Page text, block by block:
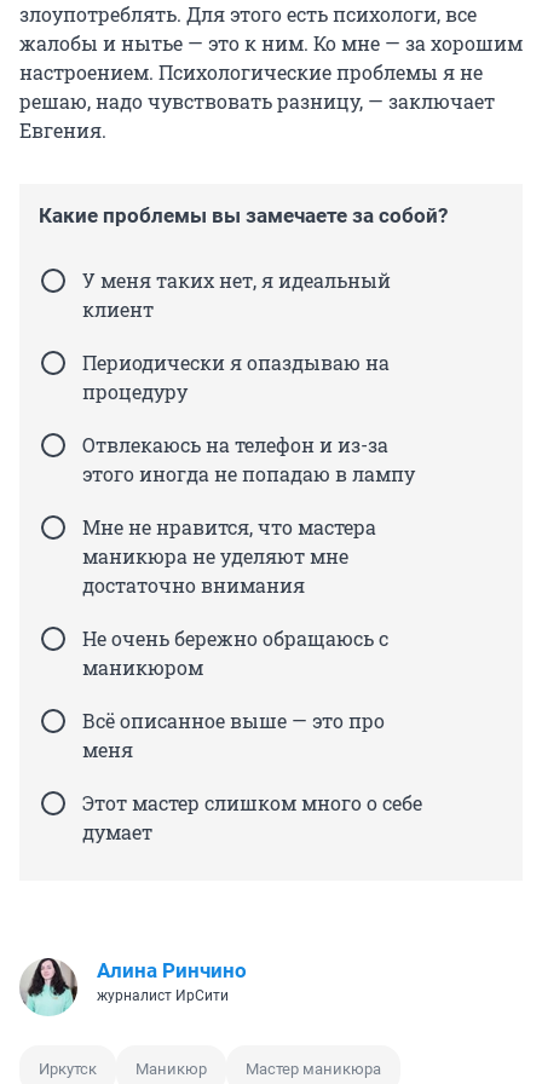
злоупотреблять. Для этого есть психологи, все
жалобы и нытье — это к ним. Ко мне — за хорошим
настроением. Психологические проблемы я не
решаю, надо чувствовать разницу, — заключает
Евгения.
Какие проблемы вы замечаете за собой?
У меня таких нет, я идеальный
клиент
Периодически я опаздываю на
процедуру
Отвлекаюсь на телефон и из-за
этого иногда не попадаю в лампу
Мне не нравится, что мастера
маникюра не уделяют мне
достаточно внимания
Не очень бережно обращаюсь с
маникюром
Всё описанное выше — это про
меня
Этот мастер слишком много о себе
думает
Алина Ринчино
журналист ИрСити
Иркутск Маникюр Мастер маникюра